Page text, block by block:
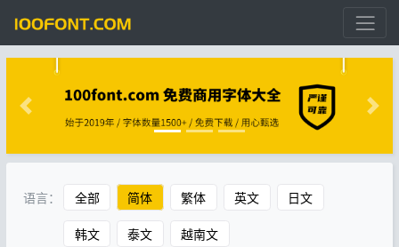
语言： 全部 简体 繁体 英文 日文
韩文 泰文 越南文